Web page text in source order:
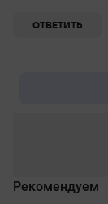
ОТВЕТИТЬ
Рекомендуем